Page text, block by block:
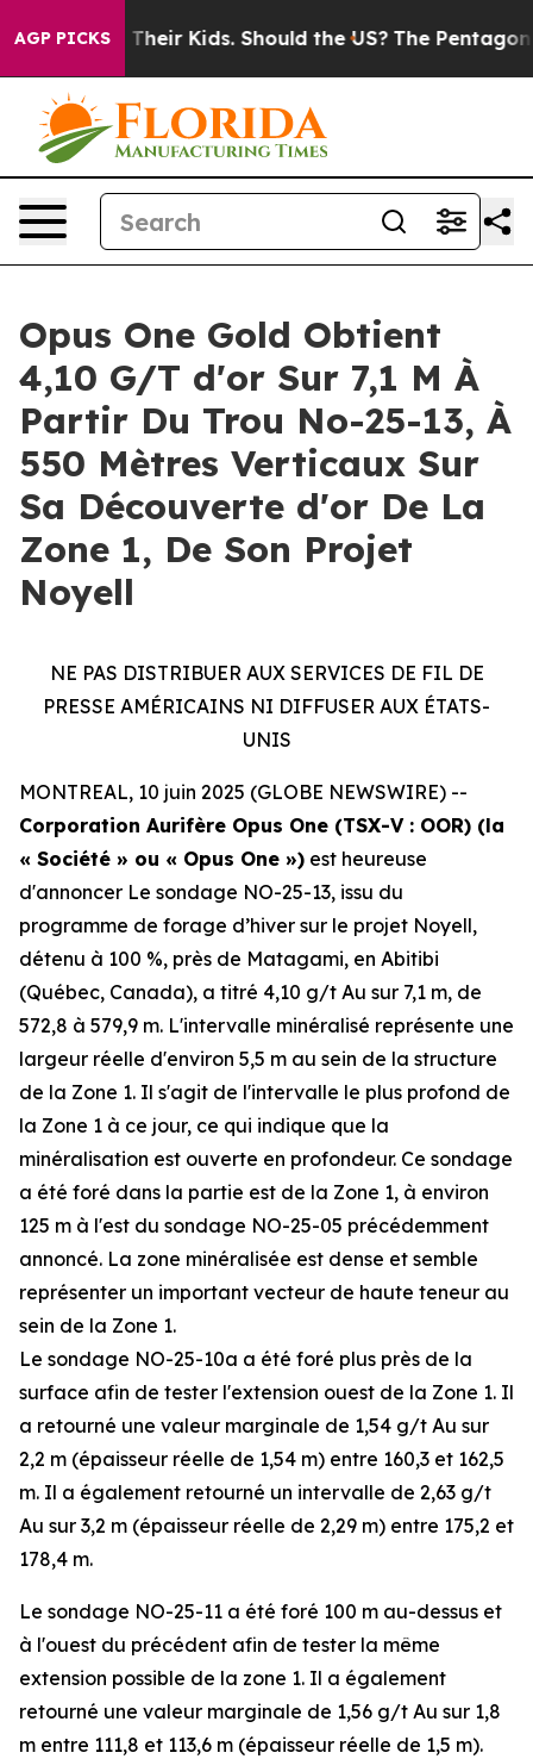
AGP PICKS
Kids. Should the US? The Pentagon Is Posting
Opus One Gold Obtient
4,10 G/T d'or Sur 7,1 M À
Partir Du Trou No-25-13, À
550 Mètres Verticaux Sur
Sa Découverte d'or De La
Zone 1, De Son Projet
Noyell
NE PAS DISTRIBUER AUX SERVICES DE FIL DE
PRESSE AMÉRICAINS NI DIFFUSER AUX ÉTATS-
UNIS
MONTREAL, 10 juin 2025 (GLOBE NEWSWIRE) --
Corporation Aurifère Opus One (TSX-V : OOR) (la
« Société » ou « Opus One ») est heureuse
d'annoncer Le sondage NO-25-13, issu du
programme de forage d’hiver sur le projet Noyell,
détenu à 100 %, près de Matagami, en Abitibi
(Québec, Canada), a titré 4,10 g/t Au sur 7,1 m, de
572,8 à 579,9 m. L'intervalle minéralisé représente une
largeur réelle d'environ 5,5 m au sein de la structure
de la Zone 1. Il s'agit de l'intervalle le plus profond de
la Zone 1 à ce jour, ce qui indique que la
minéralisation est ouverte en profondeur. Ce sondage
a été foré dans la partie est de la Zone 1, à environ
125 m à l'est du sondage NO-25-05 précédemment
annoncé. La zone minéralisée est dense et semble
représenter un important vecteur de haute teneur au
sein de la Zone 1.
Le sondage NO-25-10a a été foré plus près de la
surface afin de tester l'extension ouest de la Zone 1. Il
a retourné une valeur marginale de 1,54 g/t Au sur
2,2 m (épaisseur réelle de 1,54 m) entre 160,3 et 162,5
m. Il a également retourné un intervalle de 2,63 g/t
Au sur 3,2 m (épaisseur réelle de 2,29 m) entre 175,2 et
178,4 m.
Le sondage NO-25-11 a été foré 100 m au-dessus et
à l'ouest du précédent afin de tester la même
extension possible de la zone 1. Il a également
retourné une valeur marginale de 1,56 g/t Au sur 1,8
m entre 111,8 et 113,6 m (épaisseur réelle de 1,5 m).